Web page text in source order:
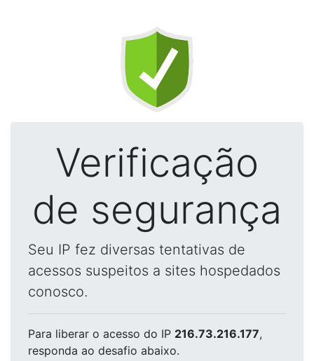
Verificação
de segurança
Seu IP fez diversas tentativas de
acessos suspeitos a sites hospedados
conosco.
Para liberar o acesso do IP 216.73.216.177,
responda ao desafio abaixo.